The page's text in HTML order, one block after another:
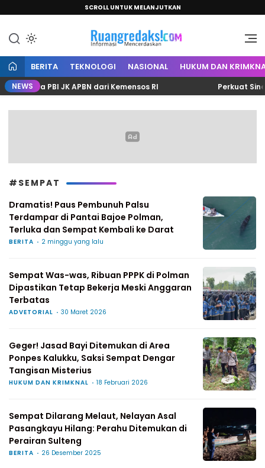
SCROLL UNTUK MELANJUTKAN
Ruang Redaksi
Informasi Mencerdaskan
BERITA TEKNOLOGI NASIONAL HUKUM DAN
NEWSPBI JK APBN dari Kemensos RI Perkuat
#SEMPAT
Dramatis! Paus Pembunuh Palsu
Terdampar di Pantai Bajoe Polman,
Terluka dan Sempat Kembali ke Darat
BERITA 2 minggu yang lalu
Sempat Was-was, Ribuan PPPK di Polman
Dipastikan Tetap Bekerja Meski Anggaran
Terbatas
ADVETORIAL 30 Maret 2026
Geger! Jasad Bayi Ditemukan di Area
Ponpes Kalukku, Saksi Sempat Dengar
Tangisan Misterius
HUKUM DAN KRIMKNAL 18 Februari 2026
Sempat Dilarang Melaut, Nelayan Asal
Pasangkayu Hilang: Perahu Ditemukan di
Perairan Sulteng
BERITA 26 Desember 2025